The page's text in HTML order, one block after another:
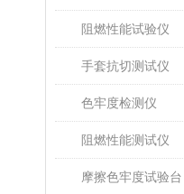
阻燃性能试验仪
手套抗切测试仪
色牢度检测仪
阻燃性能测试仪
摩擦色牢度试验台